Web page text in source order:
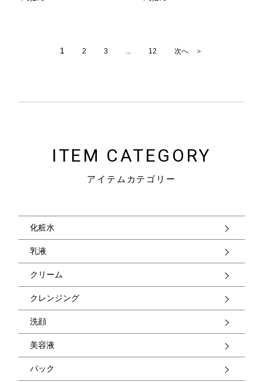
1 2 3 ... 12 次へ ＞
ITEM CATEGORY
アイテムカテゴリー
化粧水
乳液
クリーム
クレンジング
洗顔
美容液
パック